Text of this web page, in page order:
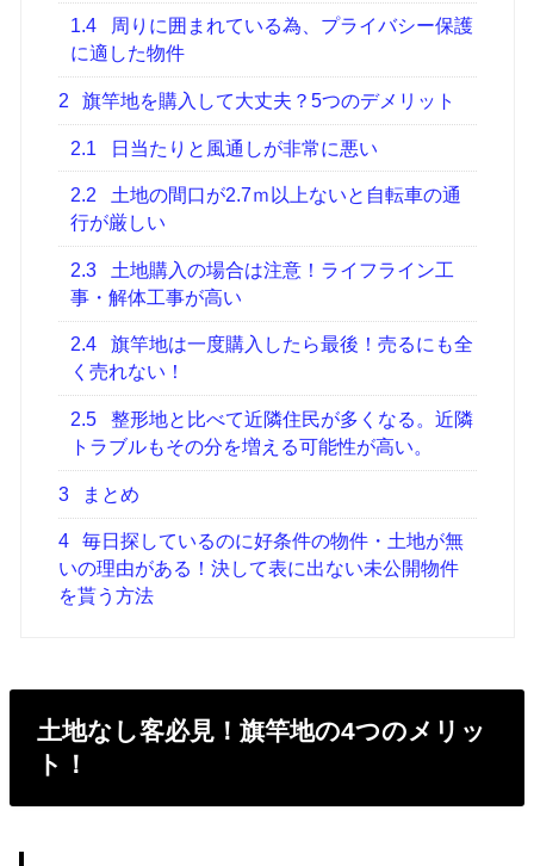
1.4
周りに囲まれている為、プライバシー保護
に適した物件
2 旗竿地を購入して大丈夫？5つのデメリット
2.1 日当たりと風通しが非常に悪い
2.2
土地の間口が2.7ｍ以上ないと自転車の通
行が厳しい
2.3
土地購入の場合は注意！ライフライン工
事・解体工事が高い
2.4
旗竿地は一度購入したら最後！売るにも全
く売れない！
2.5
整形地と比べて近隣住民が多くなる。近隣
トラブルもその分を増える可能性が高い。
3 まとめ
4
毎日探しているのに好条件の物件・土地が無
いの理由がある！決して表に出ない未公開物件
を貰う方法
土地なし客必見！旗竿地の4つのメリッ
ト！